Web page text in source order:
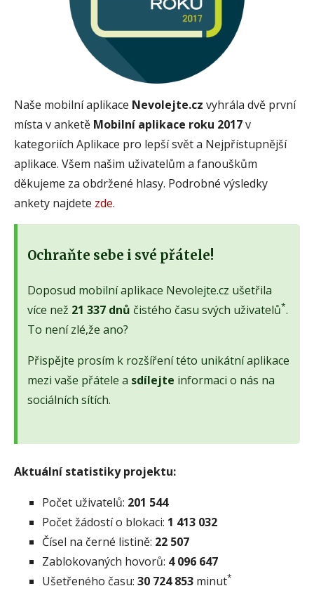
Naše mobilní aplikace Nevolejte.cz vyhrála dvě první
místa v anketě Mobilní aplikace roku 2017v
kategoriích Aplikace pro lepší svět a Nejpřístupnější
aplikace. Všem našim uživatelům a fanouškům
děkujeme za obdržené hlasy. Podrobné výsledky
ankety najdete zde.
Ochraňte sebe i své přátele!
Doposud mobilní aplikace Nevolejte.cz ušetřila
více než 21 337 dnů čistého času svých uživatelů*.
To není zlé,že ano?
Přispějte prosím k rozšíření této unikátní aplikace
mezi vaše přátele a sdílejte informaci o nás na
sociálních sítích.
Aktuální statistiky projektu:
Počet uživatelů: 201 544
Počet žádostí o blokaci: 1 413 032
Čísel na černé listině: 22 507
Zablokovaných hovorů: 4 096 647
Ušetřeného času: 30 724 853 minut*